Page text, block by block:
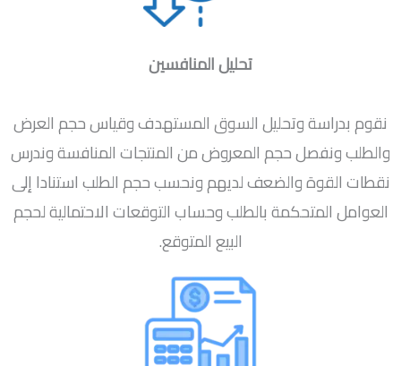
تحليل المنافسين
نقوم بدراسة وتحليل السوق المستهدف وقياس حجم العرض
والطلب ونفصل حجم المعروض من المنتجات المنافسة وندرس
نقطات القوة والضعف لديهم ونحسب حجم الطلب استنادا إلى
العوامل المتحكمة بالطلب وحساب التوقعات الاحتمالية لحجم
البيع المتوقع.